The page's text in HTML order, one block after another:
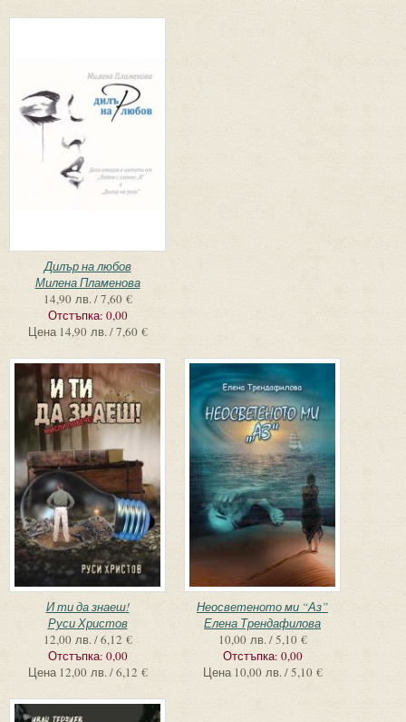
Дилър на любов
Милена Пламенова
14,90 лв. / 7,60 €
Отстъпка: 0,00
Цена 14,90 лв. / 7,60 €
И ти да знаеш!
Руси Христов
12,00 лв. / 6,12 €
Отстъпка: 0,00
Цена 12,00 лв. / 6,12 €
Неосветеното ми “Аз”
Елена Трендафилова
10,00 лв. / 5,10 €
Отстъпка: 0,00
Цена 10,00 лв. / 5,10 €